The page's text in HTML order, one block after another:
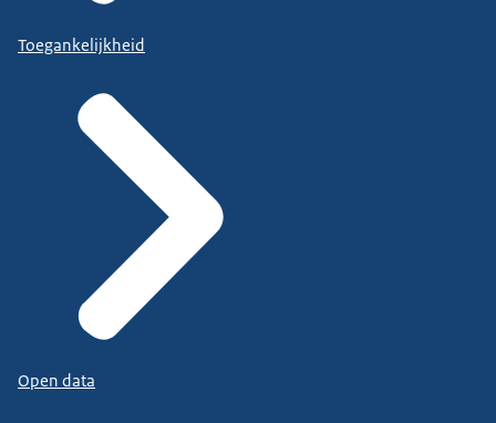
Toegankelijkheid
Open data